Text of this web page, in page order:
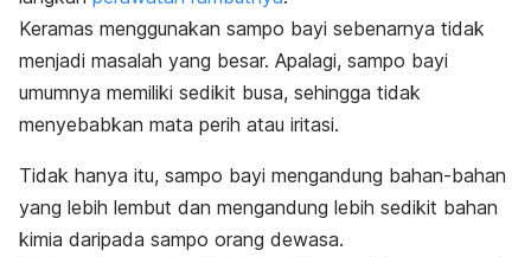
Keramas menggunakan sampo bayi sebenarnya tidak
menjadi masalah yang besar. Apalagi, sampo bayi
umumnya memiliki sedikit busa, sehingga tidak
menyebabkan mata perih atau iritasi.
Tidak hanya itu, sampo bayi mengandung bahan-bahan
yang lebih lembut dan mengandung lebih sedikit bahan
kimia daripada sampo orang dewasa.